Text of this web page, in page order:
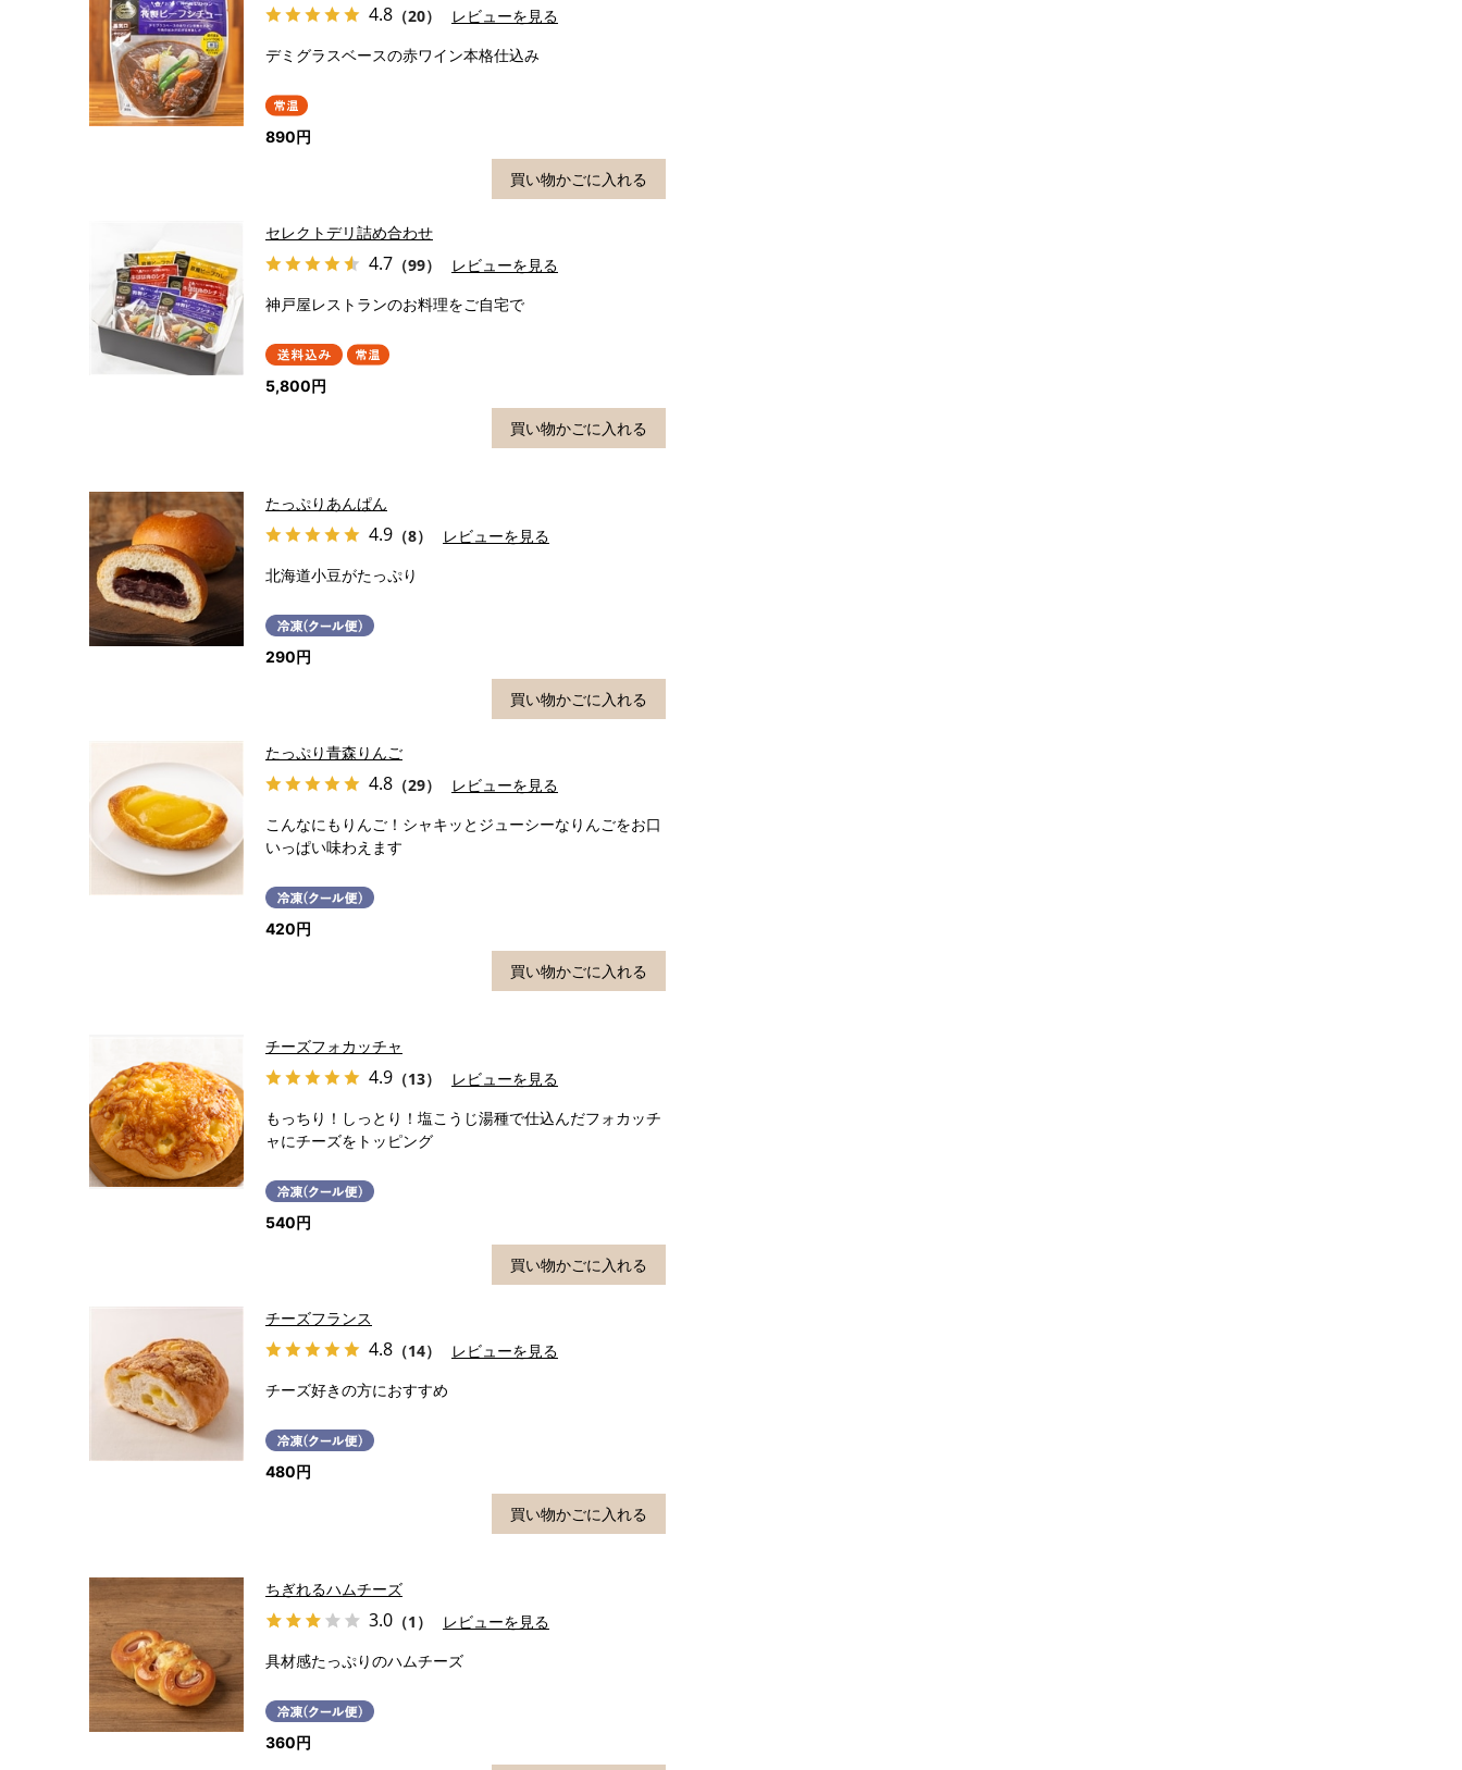
4.8 （20） レビューを見る
デミグラスベースの赤ワイン本格仕込み
890円
買い物かごに入れる
セレクトデリ詰め合わせ
4.7 （99） レビューを見る
神戸屋レストランのお料理をご自宅で
5,800円
買い物かごに入れる
たっぷりあんぱん
4.9 （8） レビューを見る
北海道小豆がたっぷり
290円
買い物かごに入れる
たっぷり青森りんご
4.8 （29） レビューを見る
こんなにもりんご！シャキッとジューシーなりんごをお口
いっぱい味わえます
420円
買い物かごに入れる
チーズフォカッチャ
4.9 （13） レビューを見る
もっちり！しっとり！塩こうじ湯種で仕込んだフォカッチ
ャにチーズをトッピング
540円
買い物かごに入れる
チーズフランス
4.8 （14） レビューを見る
チーズ好きの方におすすめ
480円
買い物かごに入れる
ちぎれるハムチーズ
3.0 （1） レビューを見る
具材感たっぷりのハムチーズ
360円